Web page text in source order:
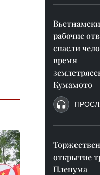
рабочие
спасли
время
Кумамото
открытие
Пленума